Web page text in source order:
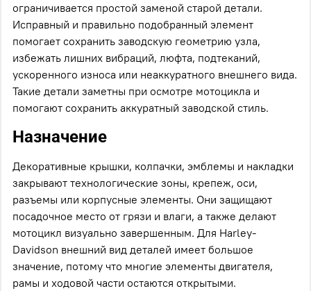
ограничивается простой заменой старой детали.
Исправный и правильно подобранный элемент
помогает сохранить заводскую геометрию узла,
избежать лишних вибраций, люфта, подтеканий,
ускоренного износа или неаккуратного внешнего вида.
Такие детали заметны при осмотре мотоцикла и
помогают сохранить аккуратный заводской стиль.
Назначение
Декоративные крышки, колпачки, эмблемы и накладки
закрывают технологические зоны, крепеж, оси,
разъемы или корпусные элементы. Они защищают
посадочное место от грязи и влаги, а также делают
мотоцикл визуально завершенным. Для Harley-
Davidson внешний вид деталей имеет большое
значение, потому что многие элементы двигателя,
рамы и ходовой части остаются открытыми.